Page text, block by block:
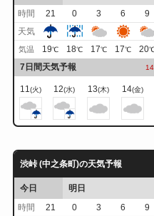
時間
21 0 3 6 9
天気
気温 19℃ 18℃ 17℃ 17℃ 20
7日間天気予報
11(火) 12(水) 13(木) 14(金)
渋峠 (中之条町)の天気予報
今日 明日
時間
21 0 3 6 9